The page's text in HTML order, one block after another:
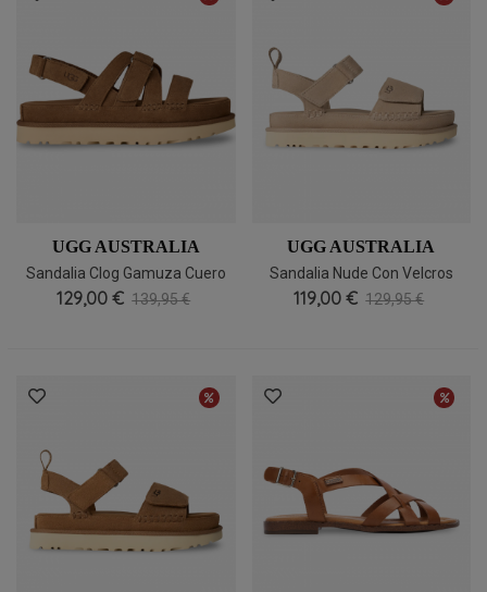
UGG AUSTRALIA
Sandalia Clog Gamuza Cuero
Cómoda UGG Goldenstar
129,00 € 139,95 €
UGG AUSTRALIA
Sandalia Nude Con Velcros
Cómoda UGG Goldenstar
119,00 € 129,95 €